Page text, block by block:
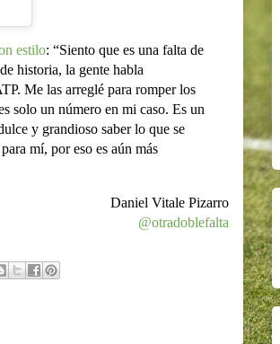
estilo: “Siento que es una falta de
historia, la gente habla
Me las arreglé para romper los
solo un número en mi caso. Es un
y grandioso saber lo que se
mí, por eso es aún más
Daniel Vitale Pizarro
@otradoblefalta